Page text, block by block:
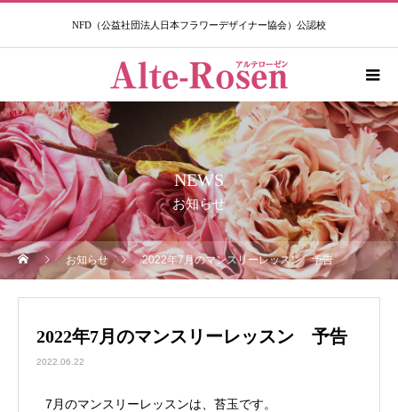
NFD（公益社団法人日本フラワーデザイナー協会）公認校​
NEWS
お知らせ
お知らせ 2022年7月のマンスリーレッスン 予告
2022年7月のマンスリーレッスン 予告
2022.06.22
7月のマンスリーレッスンは、苔玉です。